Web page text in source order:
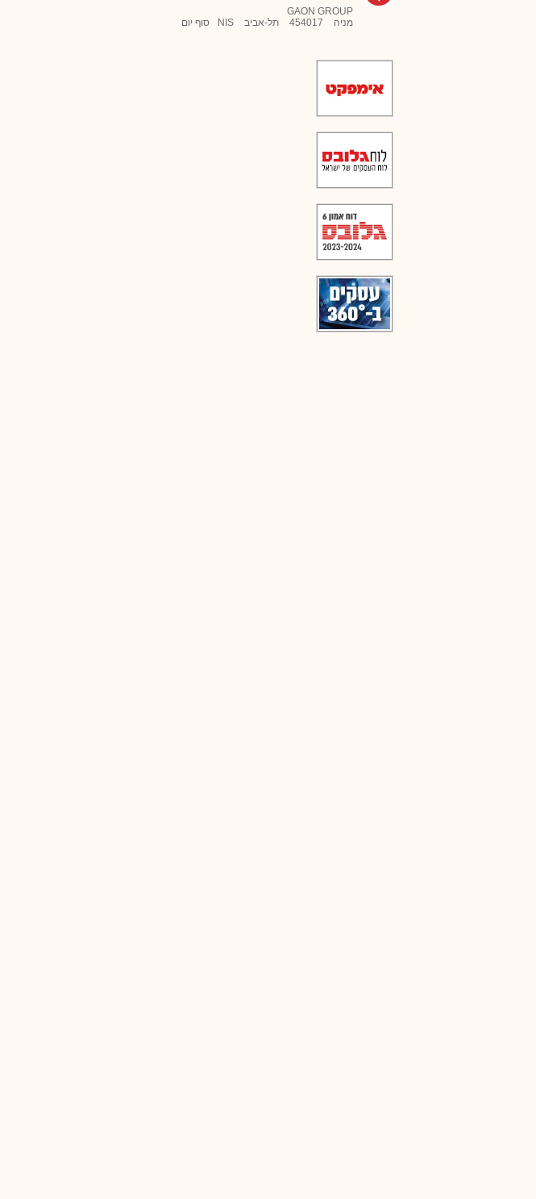
GAON GROUP
מניה
454017 תל-אביב NIS סוף יום